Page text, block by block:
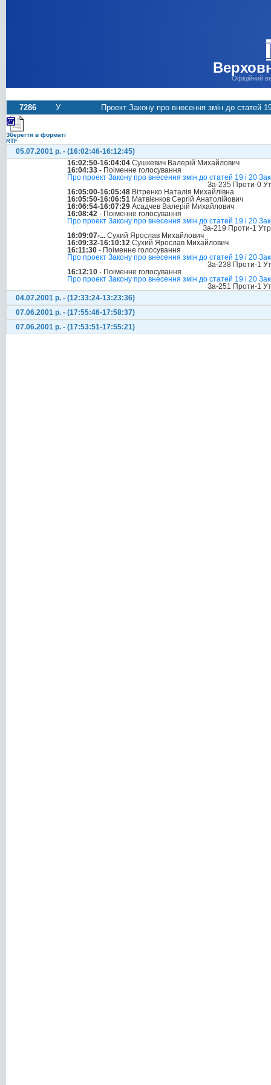
Офіційний
7286 У Проект Закону про внесення змін до статей
Зберегти в форматі
RTF
05.07.2001 р. - (16:02:46-16:12:45)
16:02:50-16:04:04 Сушкевич Валерій Михайлович
16:04:33 - Поіменне голосування
Про проект Закону про внесення змін до статей 19 і 20
За-235 Проти-0
16:05:00-16:05:48 Вітренко Наталія Михайлівна
16:05:50-16:06:51 Матвієнков Сергій Анатолійович
16:06:54-16:07:29 Асадчев Валерій Михайлович
16:08:42 - Поіменне голосування
Про проект Закону про внесення змін до статей 19 і 20
За-219 Проти-1
16:09:07-... Сухий Ярослав Михайлович
16:09:32-16:10:12 Сухий Ярослав Михайлович
16:11:30 - Поіменне голосування
Про проект Закону про внесення змін до статей 19 і 20
За-238 Проти-1
16:12:10 - Поіменне голосування
Про проект Закону про внесення змін до статей 19 і 20
За-251 Проти-1
04.07.2001 р. - (12:33:24-13:23:36)
07.06.2001 р. - (17:55:46-17:58:37)
07.06.2001 р. - (17:53:51-17:55:21)